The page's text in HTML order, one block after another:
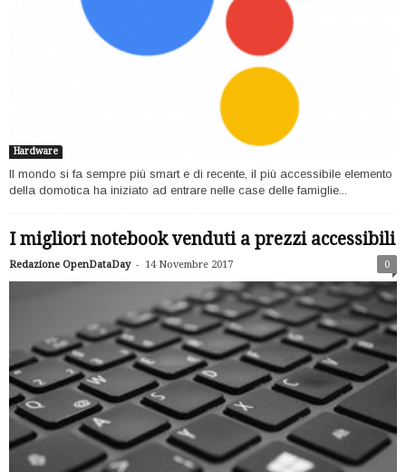
Hardware
Il mondo si fa sempre più smart e di recente, il più accessibile elemento
della domotica ha iniziato ad entrare nelle case delle famiglie...
I migliori notebook venduti a prezzi accessibili
Redazione OpenDataDay - 14 Novembre 2017 0